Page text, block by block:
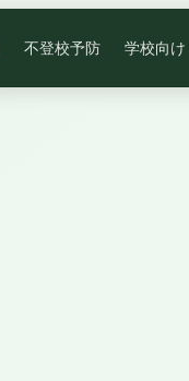
不登校予防 学校向け